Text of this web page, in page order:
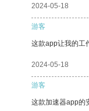
2024-05-18
游客
这款app让我的工
2024-05-18
游客
这款加速器app的